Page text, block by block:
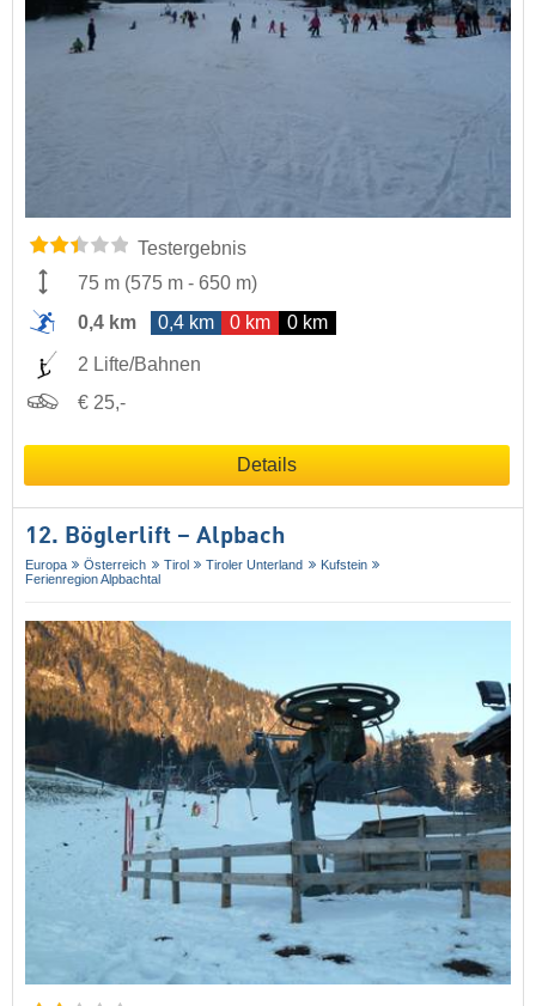
Testergebnis
75 m (575 m - 650 m)
0,4 km
0,4 km 0 km 0 km
2 Lifte/Bahnen
€ 25,-
Details
12. Böglerlift – Alpbach
Europa Österreich Tirol Tiroler Unterland
Kufstein
Ferienregion Alpbachtal